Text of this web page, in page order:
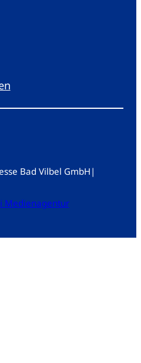
Bad Vilbel GmbH |
Medienagentur